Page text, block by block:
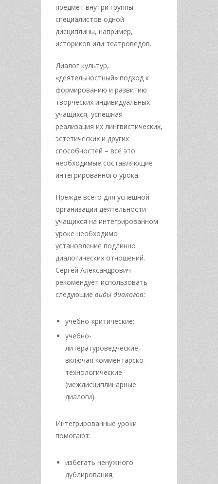
предмет внутри группы
специалистов одной
дисциплины, например,
историков или театроведов.
Диалог культур,
«деятельностный» подход к
формированию и развитию
творческих индивидуальных
учащихся, успешная
реализация их лингвистических,
эстетических и других
способностей – всё это
необходимые составляющие
интегрированного урока.
Прежде всего для успешной
организации деятельности
учащихся на интегрированном
уроке необходимо
установление подлинно
диалогических отношений.
Сергей Александрович
рекомендует использовать
следующие виды диалогов:
учебно-критические;
учебно-
литературоведческие,
включая комментарско–
технологические
(междисциплинарные
диалоги).
Интегрированные уроки
помогают:
избегать ненужного
дублирования;